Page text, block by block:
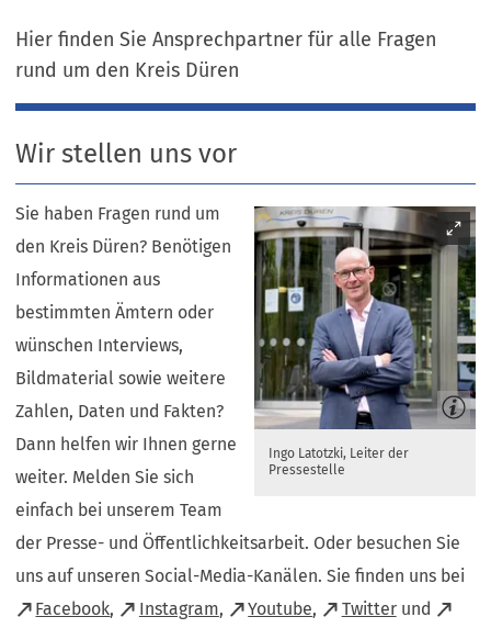
Hier finden Sie Ansprechpartner für alle Fragen
rund um den Kreis Düren
Wir stellen uns vor
Ingo Latotzki, Leiter der
Pressestelle
Sie haben Fragen rund um
den Kreis Düren? Benötigen
Informationen aus
bestimmten Ämtern oder
wünschen Interviews,
Bildmaterial sowie weitere
Zahlen, Daten und Fakten?
Dann helfen wir Ihnen gerne
weiter. Melden Sie sich
einfach bei unserem Team
der Presse- und Öffentlichkeitsarbeit. Oder besuchen Sie
uns auf unseren Social-Media-Kanälen. Sie finden uns bei
Facebook
(Öffnet
, Instagram
(Öffnet
, Youtube
(Öffnet
, Twitter
(Öffnet
und